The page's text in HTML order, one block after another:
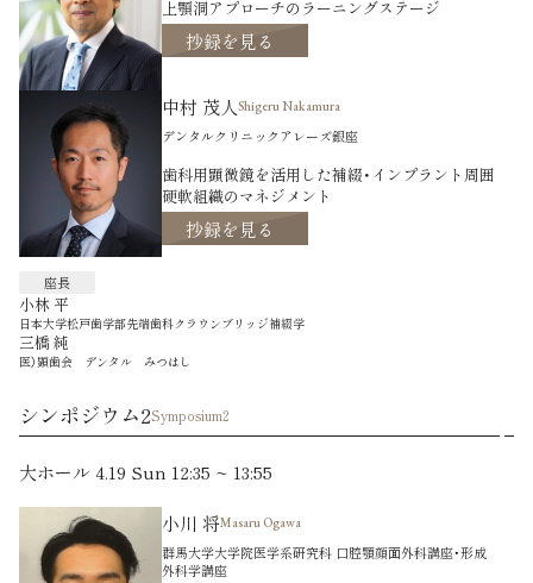
上顎洞アプローチのラーニングステージ
抄録を見る
中村 茂人Shigeru Nakamura
デンタルクリニックアレーズ銀座
歯科用顕微鏡を活用した補綴・インプラント周囲
硬軟組織のマネジメント
抄録を見る
座長
小林 平
日本大学松戸歯学部先端歯科クラウンブリッジ補綴学
三橋 純
医）顕歯会 デンタル みつはし
シンポジウム2Symposium2
大ホール 4.19 Sun 12:35 ~ 13:55
小川 将Masaru Ogawa
群馬大学大学院医学系研究科 口腔顎顔面外科講座・形成
外科学講座